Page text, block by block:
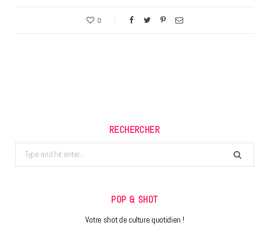
0
RECHERCHER
Search
for:
POP & SHOT
Votre shot de culture quotidien !